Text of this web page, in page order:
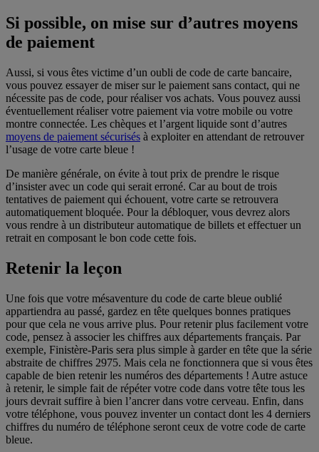
Si possible, on mise sur d’autres moyens
de paiement
Aussi, si vous êtes victime d’un oubli de code de carte bancaire,
vous pouvez essayer de miser sur le paiement sans contact, qui ne
nécessite pas de code, pour réaliser vos achats. Vous pouvez aussi
éventuellement réaliser votre paiement via votre mobile ou votre
montre connectée. Les chèques et l’argent liquide sont d’autres
moyens de paiement sécurisés à exploiter en attendant de retrouver
l’usage de votre carte bleue !
De manière générale, on évite à tout prix de prendre le risque
d’insister avec un code qui serait erroné. Car au bout de trois
tentatives de paiement qui échouent, votre carte se retrouvera
automatiquement bloquée. Pour la débloquer, vous devrez alors
vous rendre à un distributeur automatique de billets et effectuer un
retrait en composant le bon code cette fois.
Retenir la leçon
Une fois que votre mésaventure du code de carte bleue oublié
appartiendra au passé, gardez en tête quelques bonnes pratiques
pour que cela ne vous arrive plus. Pour retenir plus facilement votre
code, pensez à associer les chiffres aux départements français. Par
exemple, Finistère-Paris sera plus simple à garder en tête que la série
abstraite de chiffres 2975. Mais cela ne fonctionnera que si vous êtes
capable de bien retenir les numéros des départements ! Autre astuce
à retenir, le simple fait de répéter votre code dans votre tête tous les
jours devrait suffire à bien l’ancrer dans votre cerveau. Enfin, dans
votre téléphone, vous pouvez inventer un contact dont les 4 derniers
chiffres du numéro de téléphone seront ceux de votre code de carte
bleue.